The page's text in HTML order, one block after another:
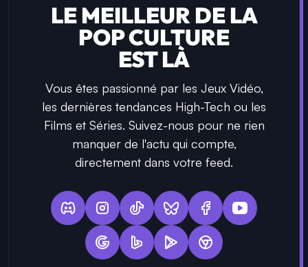
LE MEILLEUR DE LA
POP CULTURE
EST LÀ
Vous êtes passionné par les Jeux Vidéo,
les dernières tendances High-Tech ou les
Films et Séries. Suivez-nous pour ne rien
manquer de l'actu qui compte,
directement dans votre feed.